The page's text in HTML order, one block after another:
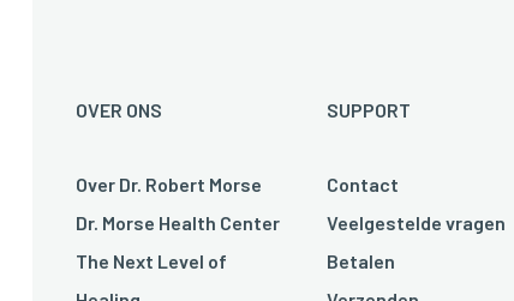
OVER ONS
Over Dr. Robert Morse
Dr. Morse Health Center
The Next Level of
SUPPORT
Contact
Veelgestelde vragen
Betalen